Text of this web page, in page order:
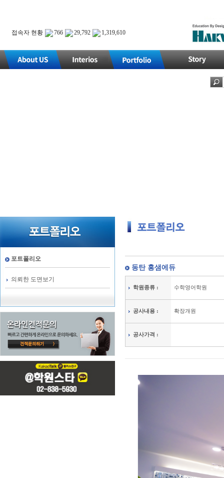
접속자 현황 766 29,792 1,319,610
포트폴리오
의뢰한 도면보기
동탄 홍샘에듀
학원종류 : 수학영어학원
공사내용 : 확장개원
공사가격 :